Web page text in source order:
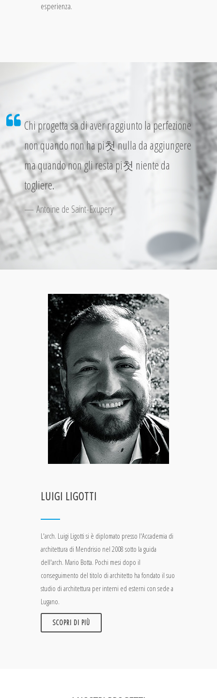
esperienza.
Chi progetta sa di aver raggiunto la perfezione
non quando non ha pi첫 nulla da aggiungere
ma quando non gli resta pi첫 niente da
togliere.
Antoine de Saint-Exupery
LUIGI LIGOTTI
L'arch. Luigi Ligotti si è diplomato presso l'Accademia di
architettura di Mendrisio nel 2008 sotto la guida
dell'arch. Mario Botta. Pochi mesi dopo il
conseguimento del titolo di architetto ha fondato il suo
studio di architettura per interni ed esterni con sede a
Lugano.
SCOPRI DI PIÙ